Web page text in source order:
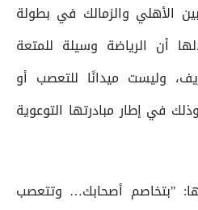
الأهلي والزمالك في بطولة
أن الرياضة وسيلة للمتعة
وليست ميدانًا للتعصب أو
في إطار مبادرتها التوعوية
"بتخاصم أصحابك… وتتعصب